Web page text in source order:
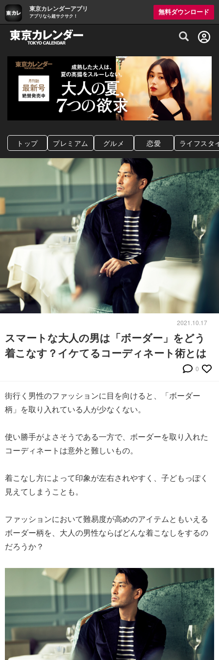
東京カレンダーアプリ
アプリなら超サクサク！
無料ダウンロード
グルメ情報・プレミアムレストラン予約
トップ プレミアム グルメ 恋愛 ライフスタ
2021.10.17
スマートな大人の男は「ボーダー」をどう
着こなす？イケてるコーディネート術とは
0
街行く男性のファッションに目を向けると、「ボーダー
柄」を取り入れている人が少なくない。
使い勝手がよさそうである一方で、ボーダーを取り入れた
コーディネートは意外と難しいもの。
着こなし方によって印象が左右されやすく、子どもっぽく
見えてしまうことも。
ファッションにおいて難易度が高めのアイテムともいえる
ボーダー柄を、大人の男性ならばどんな着こなしをするの
だろうか？